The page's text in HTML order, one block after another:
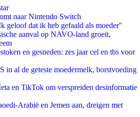
naar Nintendo Switch
geloof dat ik heb gefaald als moeder"
aanval op NAVO-land groeit,
en gesneden: zes jaar cel en tbs voor
in al de geteste moedermelk, borstvoeding
en TikTok om verspreiden desinformatie
Arabië en Jemen aan, dreigen met